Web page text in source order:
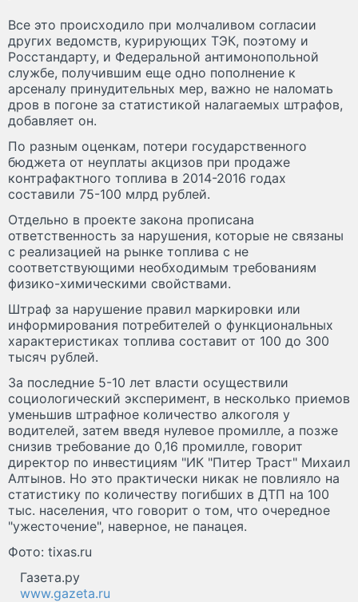
Все это происходило при молчаливом согласии
других ведомств, курирующих ТЭК, поэтому и
Росстандарту, и Федеральной антимонопольной
службе, получившим еще одно пополнение к
арсеналу принудительных мер, важно не наломать
дров в погоне за статистикой налагаемых штрафов,
добавляет он.
По разным оценкам, потери государственного
бюджета от неуплаты акцизов при продаже
контрафактного топлива в 2014-2016 годах
составили 75-100 млрд рублей.
Отдельно в проекте закона прописана
ответственность за нарушения, которые не связаны
с реализацией на рынке топлива с не
соответствующими необходимым требованиям
физико-химическими свойствами.
Штраф за нарушение правил маркировки или
информирования потребителей о функциональных
характеристиках топлива составит от 100 до 300
тысяч рублей.
За последние 5-10 лет власти осуществили
социологический эксперимент, в несколько приемов
уменьшив штрафное количество алкоголя у
водителей, затем введя нулевое промилле, а позже
снизив требование до 0,16 промилле, говорит
директор по инвестициям "ИК "Питер Траст" Михаил
Алтынов. Но это практически никак не повлияло на
статистику по количеству погибших в ДТП на 100
тыс. населения, что говорит о том, что очередное
"ужесточение", наверное, не панацея.
Фото: tixas.ru
Газета.ру
www.gazeta.ru